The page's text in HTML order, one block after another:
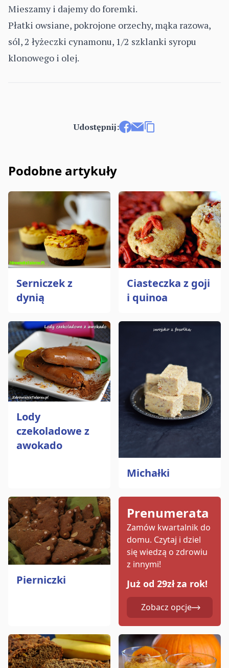
Mieszamy i dajemy do foremki.
Płatki owsiane, pokrojone orzechy, mąka razowa,
sól, 2 łyżeczki cynamonu, 1/2 szklanki syropu
klonowego i olej.
Udostępnij:
Podobne artykuły
Serniczek z
dynią
Ciasteczka z goji
i quinoa
Lody
czekoladowe z
awokado
Michałki
Pierniczki
Prenumerata
Zamów kwartalnik do
domu. Czytaj i dziel
się wiedzą o zdrowiu
z innymi!
Już od 29zł za rok!
Zobacz opcje